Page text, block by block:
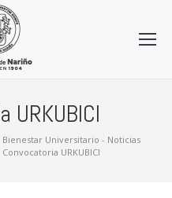
URKUBICI
Bienestar Universitario - Noticias
Convocatoria URKUBICI